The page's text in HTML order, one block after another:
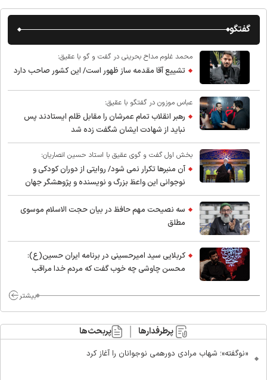
گفتگو
محمد غلوم مداح بحرینی در گفت و گو با عقیق:
تشییع آقا مقدمه ساز ظهور است/ این کشور صاحب دارد
عباس موزون در گفتگو با عقیق:
رهبر انقلاب تمام عمرشان را مقابل ظلم ایستادند پس
نباید از شهادت ایشان شگفت زده شد
بخش اول گفت و گوی عقیق با استاد حسین انصاریان:
آن منبرها تکرار نمی شود/ روایتی از دوران کودکی و
نوجوانی این واعظ بزرگ و نویسنده و پژوهشگر جهان
اسلام
سه نصیحت مهم حافظ در بیان حجت الاسلام موسوی
مطلق
کربلایی سید امیر‌حسینی در برنامه ایران حسین(ع):
محسن چاوشی چه خوب گفت که مردم خدا مراقب
بیشتر
پرطرفدارها پربحث‌ها
«نوگفته»؛ شهاب مرادی دورهمی نوجوانان را آغاز کرد